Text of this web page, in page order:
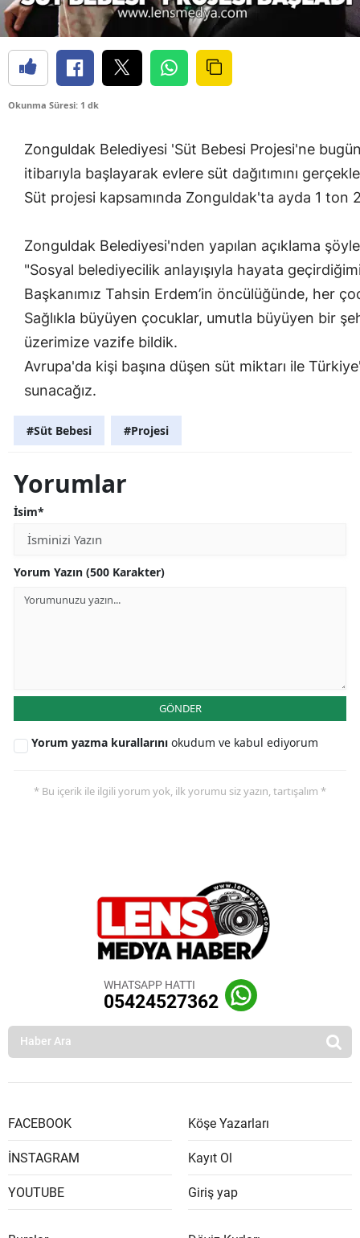
Okunma Süresi: 1 dk
Zonguldak Belediyesi 'Süt Bebesi Projesi'ne
itibarıyla başlayarak evlere süt dağıtımını
Süt projesi kapsamında Zonguldak'ta ayda 1 ton
Zonguldak Belediyesi'nden yapılan açıklama
"Sosyal belediyecilik anlayışıyla hayata
Başkanımız Tahsin Erdem’in öncülüğünde, her
Sağlıkla büyüyen çocuklar, umutla büyüyen bir
üzerimize vazife bildik.
Avrupa'da kişi başına düşen süt miktarı ile
sunacağız.
#Süt Bebesi #Projesi
Yorumlar
İsim*
Yorum Yazın (500 Karakter)
GÖNDER
Yorum yazma kurallarını okudum ve kabul ediyorum
* Bu içerik ile ilgili yorum yok, ilk yorumu siz yazın, tartışalım *
WHATSAPP HATTI
05424527362
FACEBOOK
İNSTAGRAM
YOUTUBE
Köşe Yazarları
Kayıt Ol
Giriş yap